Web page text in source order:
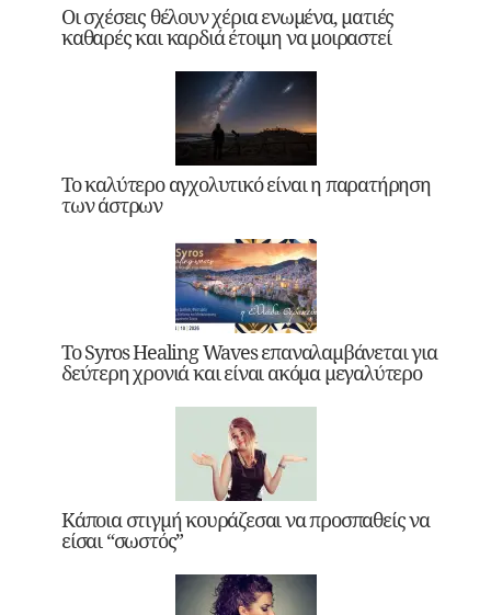
Οι σχέσεις θέλουν χέρια ενωμένα, ματιές
καθαρές και καρδιά έτοιμη να μοιραστεί
Το καλύτερο αγχολυτικό είναι η παρατήρηση
των άστρων
Το Syros Healing Waves επαναλαμβάνεται για
δεύτερη χρονιά και είναι ακόμα μεγαλύτερο
Κάποια στιγμή κουράζεσαι να προσπαθείς να
είσαι “σωστός”